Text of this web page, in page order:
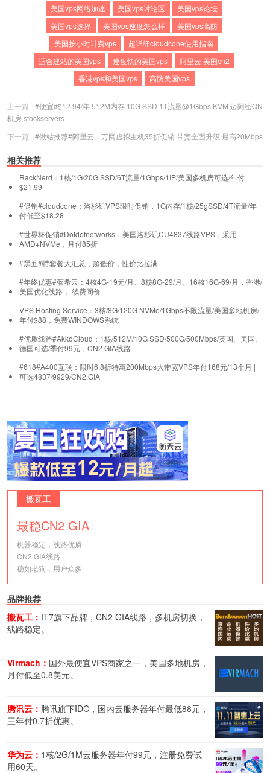
美国vps网络加速
美国vps讨论区
美国vps论坛
美国vps选择
美国vps速度怎么样
美国vps高防
美国按小时计费vps
超详细cloudcone使用指南
适合建站的美国vps
速度快的美国vps
阿里云 美国cn2
香港vps和美国vps
高防美国vps
上一篇
#便宜#$12.94/年 512M内存 10G SSD 1T流量@1Gbps KVM 迈阿密QN
机房 stockservers
下一篇
#做站推荐#阿里云：万网虚拟主机35折促销 带宽全面升级 最高20Mbps
相关推荐
RackNerd：1核/1G/20G SSD/6T流量/1Gbps/1IP/美国多机房可选/年付
$21.99
#促销#cloudcone：洛杉矶VPS限时促销，1G内存/1核/25gSSD/4T流量/年
付低至$18.28
#世界杯促销#Dotdotnetworks：美国洛杉矶CU4837线路VPS，采用
AMD+NVMe，月付85折
#黑五#特套餐大汇总，超低价，性价比拉满
#年终优惠#蓝希云：4核4G-19元/月、8核8G-29/月、16核16G-69/月，香港/
美国优化线路， 续费同价
VPS Hosting Service：3核/8G/120G NVMe/1Gbps不限流量/美国多地机房/
年付$88，免费WINDOWS系统
#优质线路#AkkoCloud：1核/512M/10G SSD/500G/500Mbps/英国、美国、
德国可选/季付99元，CN2 GIA线路
#618#A400互联：限时6.8折特惠200Mbps大带宽VPS年付168元/13个月 |
可选4837/9929/CN2 GIA
搬瓦工
最稳CN2 GIA
机器稳定，线路优质
CN2 GIA线路
稳如老狗，用户众多
品牌推荐
搬瓦工： IT7旗下品牌，CN2 GIA线路，多机房切换，
线路稳定。
Virmach： 国外最便宜VPS商家之一，美国多地机房，
月付低至0.8美元。
腾讯云： 腾讯旗下IDC，国内云服务器年付最低88元，
三年付0.7折优惠。
华为云： 1核/2G/1M云服务器年付99元，注册免费试
用60天。